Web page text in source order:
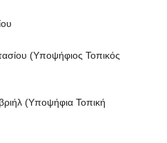
(Υποψήφιος Τοπικός
(Υποψήφια Τοπική